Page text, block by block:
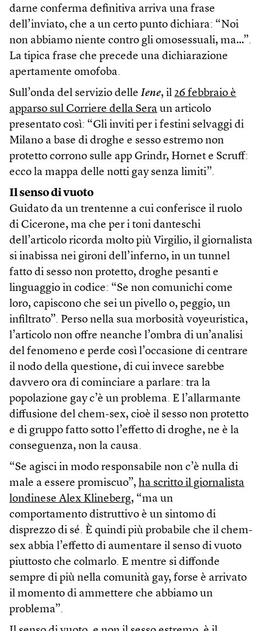
darne conferma definitiva arriva una frase
dell’inviato, che a un certo punto dichiara: “Noi
non abbiamo niente contro gli omosessuali, ma…”.
La tipica frase che precede una dichiarazione
apertamente omofoba.
Sull’onda del servizio delle Iene, il 26 febbraio è
apparso sul Corriere della Sera un articolo
presentato così: “Gli inviti per i festini selvaggi di
Milano a base di droghe e sesso estremo non
protetto corrono sulle app Grindr, Hornet e Scruff:
ecco la mappa delle notti gay senza limiti”.
Il senso di vuoto
Guidato da un trentenne a cui conferisce il ruolo
di Cicerone, ma che per i toni danteschi
dell’articolo ricorda molto più Virgilio, il giornalista
si inabissa nei gironi dell’inferno, in un tunnel
fatto di sesso non protetto, droghe pesanti e
linguaggio in codice: “Se non comunichi come
loro, capiscono che sei un pivello o, peggio, un
infiltrato”. Perso nella sua morbosità voyeuristica,
l’articolo non offre neanche l’ombra di un’analisi
del fenomeno e perde così l’occasione di centrare
il nodo della questione, di cui invece sarebbe
davvero ora di cominciare a parlare: tra la
popolazione gay c’è un problema. E l’allarmante
diffusione del chem-sex, cioè il sesso non protetto
e di gruppo fatto sotto l’effetto di droghe, ne è la
conseguenza, non la causa.
“Se agisci in modo responsabile non c’è nulla di
male a essere promiscuo”, ha scritto il giornalista
londinese Alex Klineberg, “ma un
comportamento distruttivo è un sintomo di
disprezzo di sé. È quindi più probabile che il chem-
sex abbia l’effetto di aumentare il senso di vuoto
piuttosto che colmarlo. E mentre si diffonde
sempre di più nella comunità gay, forse è arrivato
il momento di ammettere che abbiamo un
problema”.